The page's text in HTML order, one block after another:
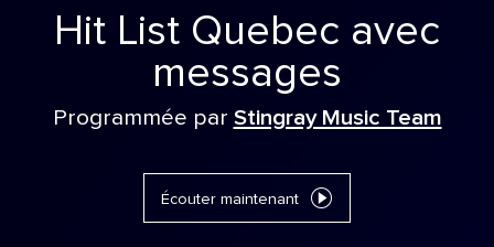
Hit List Quebec avec
messages
Programmée par Stingray Music Team
Écouter maintenant